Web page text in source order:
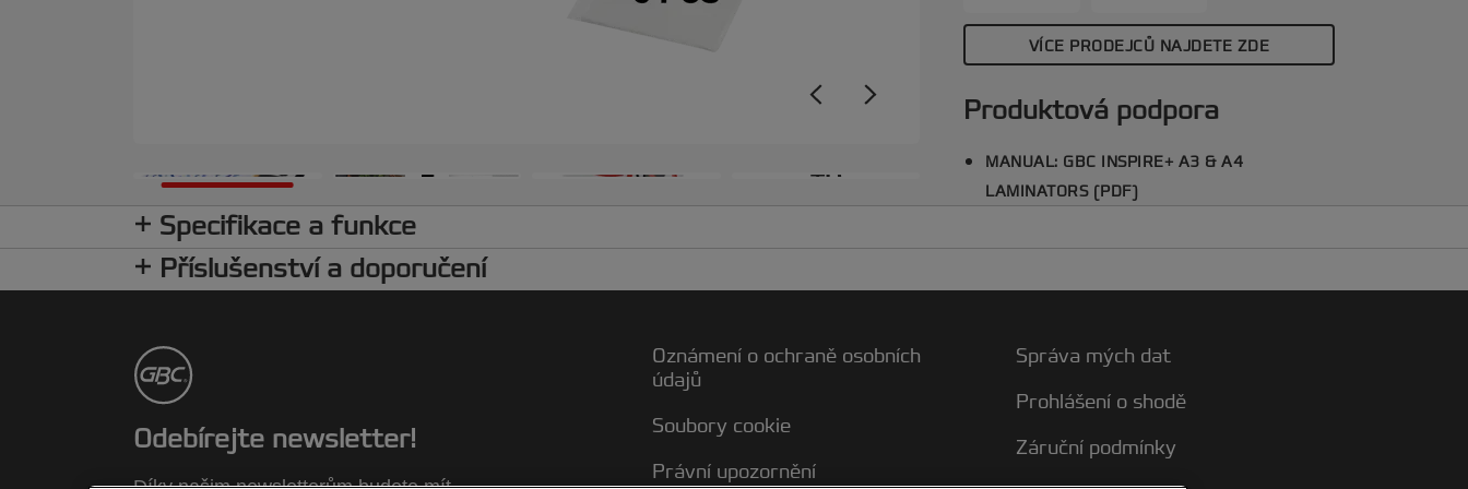
+6
teplo. Tento laminátor spolu s
laminovacími kapsami vám umožní
maximum kreativity během okamžiku -
potřebujete jen představivost! Součástí
balení je startovací balíček 5x laminovací
VÍCE PRODEJCŮ NAJDETE ZDE
Produktová podpora
MANUAL: GBC INSPIRE+ A3 & A4
LAMINATORS (PDF)
Specifikace a funkce
Příslušenství a doporučení
Odebírejte newsletter!
Oznámení o ochraně osobních
údajů
Soubory cookie
Právní upozornění
Správa mých dat
Prohlášení o shodě
Záruční podmínky